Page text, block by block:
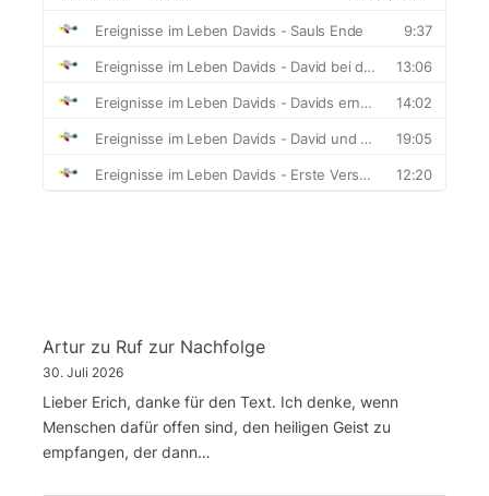
Artur zu Ruf zur Nachfolge
30. Juli 2026
Lieber Erich, danke für den Text. Ich denke, wenn
Menschen dafür offen sind, den heiligen Geist zu
empfangen, der dann…